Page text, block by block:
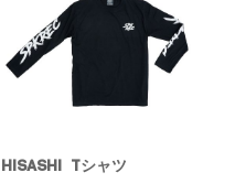
HISASHI Tシャツ